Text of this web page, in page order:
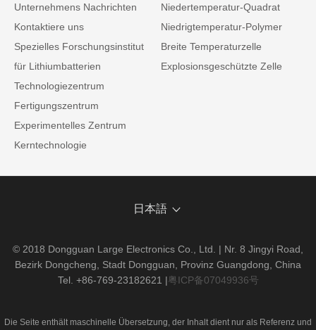
Unternehmens Nachrichten
Kontaktiere uns
Spezielles Forschungsinstitut
für Lithiumbatterien
Technologiezentrum
Fertigungszentrum
Experimentelles Zentrum
Kerntechnologie
Niedertemperatur-Quadrat
Niedrigtemperatur-Polymer
Breite Temperaturzelle
Explosionsgeschützte Zelle
日本語
© 2018 Dongguan Large Electronics Co., Ltd. | Nr. 8 Jingyi Road,
Bezirk Dongcheng, Stadt Dongguan, Provinz Guangdong, China
Tel. +86-769-23182621 |粤ICP备07049936号
Die Seite enthält maschinelle Übersetzung, der Inhalt dient nur als Referenz und